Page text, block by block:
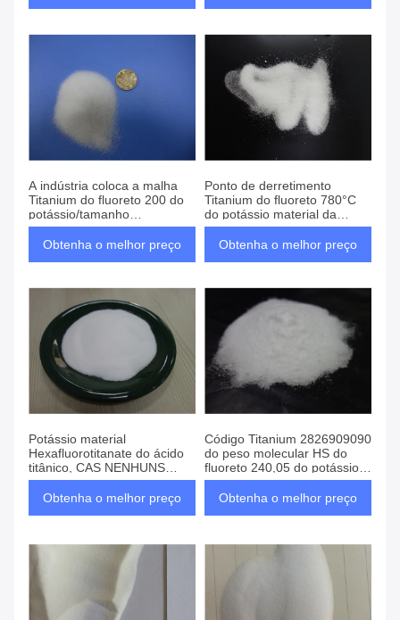
A indústria coloca a malha
Titanium do fluoreto 200 do
potássio/tamanho
personalizado
Obtenha o melhor preço
Ponto de derretimento
Titanium do fluoreto 780°C
do potássio material da
síntese
Obtenha o melhor preço
Potássio material
Hexafluorotitanate do ácido
titânico, CAS NENHUNS
16919 27 0 sais do potássio
Obtenha o melhor preço
Código Titanium 2826909090
do peso molecular HS do
fluoreto 240,05 do potássio
de cristal branco
Obtenha o melhor preço